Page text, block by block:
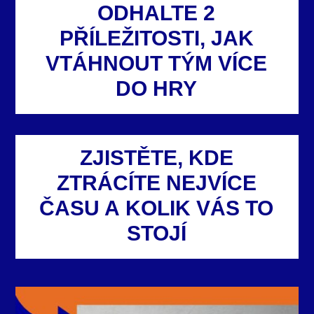
ODHALTE 2
PŘÍLEŽITOSTI, JAK
VTÁHNOUT TÝM VÍCE
DO HRY
ZJISTĚTE, KDE
ZTRÁCÍTE NEJVÍCE
ČASU A KOLIK VÁS TO
STOJÍ